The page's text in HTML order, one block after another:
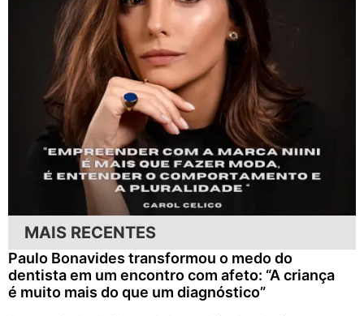
MAIS RECENTES
Paulo Bonavides transformou o medo do
dentista em um encontro com afeto: “A criança
é muito mais do que um diagnóstico”